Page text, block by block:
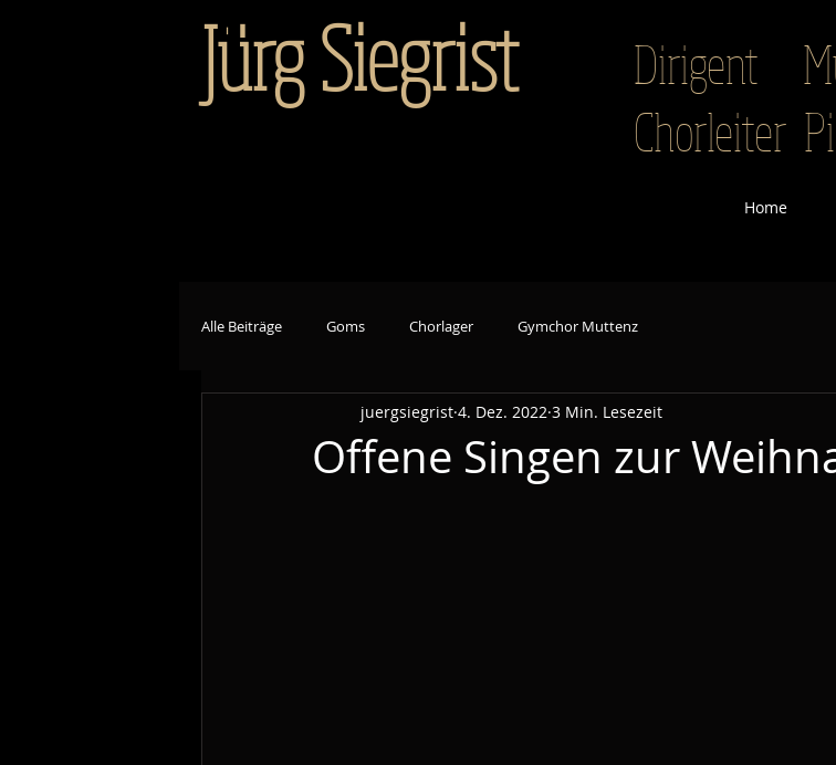
Jürg Siegrist
Dirigent
Chorleiter
Home
Alle Beiträge Goms Chorlager Gymchor Muttenz
Offene Singen zur
juergsiegrist 4. Dez. 2022 3 Min. Lesezeit